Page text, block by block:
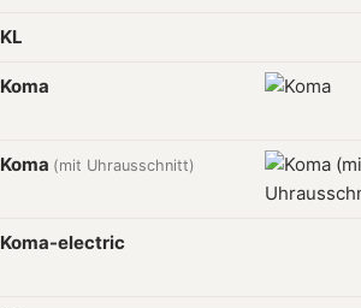
KL
Koma
Koma (mit Uhrausschnitt)
Koma-electric